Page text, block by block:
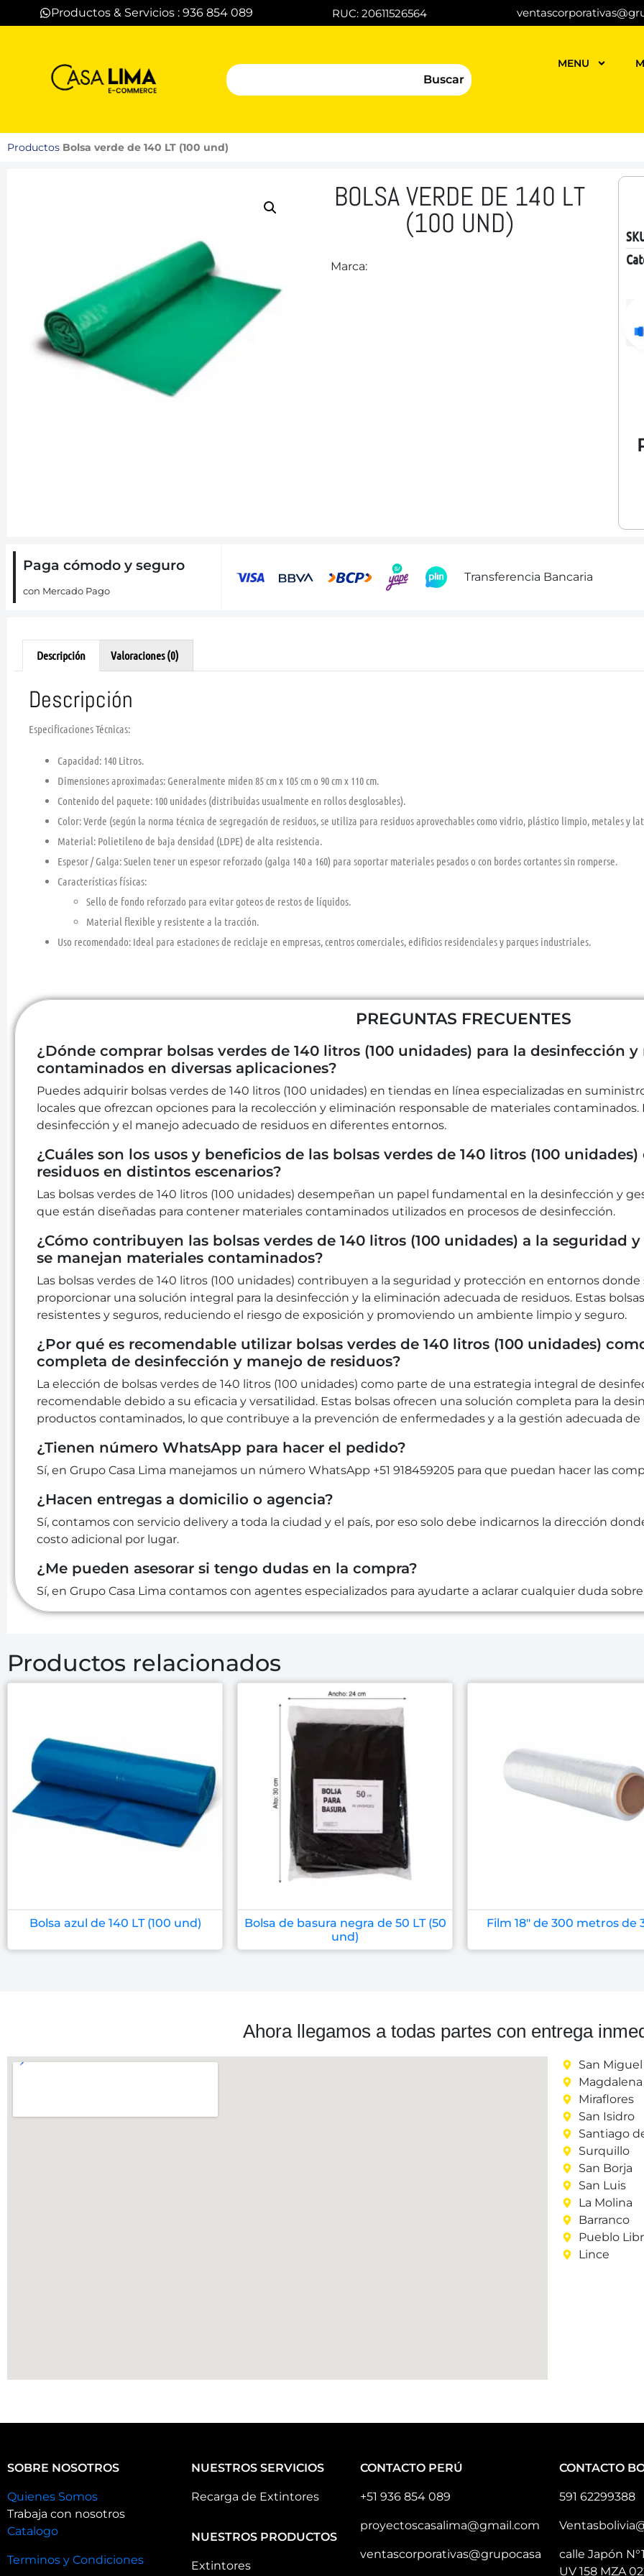
Productos & Servicios : 936 854 089 RUC: 20611526564
Buscar
MENU
Productos Bolsa verde de 140 LT (100 und)
BOLSA VERDE DE 140 LT
(100 UND)
Marca:
Paga cómodo y seguro
con Mercado Pago
Transferencia Bancaria
Descripción Valoraciones (0)
Descripción
Especificaciones Técnicas:
Capacidad: 140 Litros.
Dimensiones aproximadas: Generalmente miden 85 cm x 105 cmo 90 cm x 110 cm
Contenido del paquete: 100 unidades (distribuidas usualmente en rollos desglosables).
Color:Verde (según la norma técnica de segregación de residuos, se utiliza para residuos aprovechablescomo vidrio, plástico limpio, metales y
Material: Polietileno de baja densidad (LDPE) de alta resistencia.
Espesor / Galga:Suelen tener un espesor reforzado (galga 140 a 160) para soportar materiales pesados o con bordes cortantes sin romperse.
Características físicas:
Sello de fondo reforzado para evitar goteos de restos de líquidos.
Material flexible y resistente a la tracción.
Uso recomendado: Ideal para estaciones de reciclaje en empresas, centros comerciales, edificios residenciales y parques industriales.
PREGUNTAS FRECUENTES
¿Dónde comprar bolsas verdes de 140 litros (100 unidades) para la desinfección
contaminados en diversas aplicaciones?
Puedes adquirir bolsas verdes de 140 litros (100 unidades) en tiendas en línea especializadas en
locales que ofrezcan opciones para la recolección y eliminación responsable de materiales contaminados.
desinfección y el manejo adecuado de residuos en diferentes entornos.
¿Cuáles son los usos y beneficios de las bolsas verdes de 140 litros (100
residuos en distintos escenarios?
Las bolsas verdes de 140 litros (100 unidades) desempeñan un papel fundamental en la desinfección y
que están diseñadas para contener materiales contaminados utilizados en procesos de desinfección.
¿Cómo contribuyen las bolsas verdes de 140 litros (100 unidades) a la seguridad
se manejan materiales contaminados?
Las bolsas verdes de 140 litros (100 unidades) contribuyen a la seguridad y protección en entornos
proporcionar una solución integral para la desinfección y la eliminación adecuada de residuos. Estas
resistentes y seguros, reduciendo el riesgo de exposición y promoviendo un ambiente limpio y seguro.
¿Por qué es recomendable utilizar bolsas verdes de 140 litros (100 unidades)
completa de desinfección y manejo de residuos?
La elección de bolsas verdes de 140 litros (100 unidades) como parte de una estrategia integral de
recomendable debido a su eficacia y versatilidad. Estas bolsas ofrecen una solución completa para la
productos contaminados, lo que contribuye a la prevención de enfermedades y a la gestión adecuada de
¿Tienen número WhatsApp para hacer el pedido?
Sí, en Grupo Casa Lima manejamos un número WhatsApp +51 918459205 para que puedan hacer las
¿Hacen entregas a domicilio o agencia?
Sí, contamos con servicio delivery a toda la ciudad y el país, por eso solo debe indicarnos la dirección
costo adicional por lugar.
¿Me pueden asesorar si tengo dudas en la compra?
Sí, en Grupo Casa Lima contamos con agentes especializados para ayudarte a aclarar cualquier duda
Productos relacionados
Bolsa azul de 140 LT (100 und)
Bolsa de basura negra de 50 LT (50
und)
Film 18″ de 300 metros de
Ahora llegamos a todas partes con entrega
San Miguel
Miraflores
San Isidro
Santiago
Surquillo
San Borja
San Luis
La Molina
Barranco
Pueblo
Lince
SOBRE NOSOTROS
Quienes Somos
Trabaja con nosotros
Catalogo
Terminos y Condiciones
NUESTROS SERVICIOS
Recarga de Extintores
NUESTROS PRODUCTOS
Extintores
CONTACTO PERÚ
+51 936 854 089
proyectoscasalima@gmail.com
ventascorporativas@grupocasa
CONTACTO
591 62299388
calle Japón
UV 158 MZA